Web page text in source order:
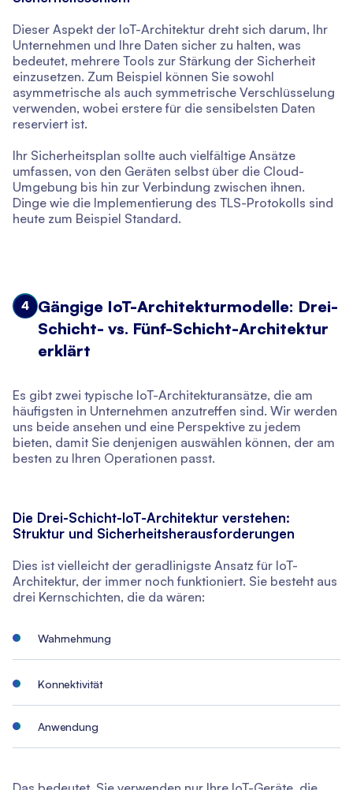
Dieser Aspekt der IoT-Architektur dreht sich darum, Ihr
Unternehmen und Ihre Daten sicher zu halten, was
bedeutet, mehrere Tools zur Stärkung der Sicherheit
einzusetzen. Zum Beispiel können Sie sowohl
asymmetrische als auch symmetrische Verschlüsselung
verwenden, wobei erstere für die sensibelsten Daten
reserviert ist.
Ihr Sicherheitsplan sollte auch vielfältige Ansätze
umfassen, von den Geräten selbst über die Cloud-
Umgebung bis hin zur Verbindung zwischen ihnen.
Dinge wie die Implementierung des TLS-Protokolls sind
heute zum Beispiel Standard.
4
Gängige IoT-Architekturmodelle: Drei-
Schicht- vs. Fünf-Schicht-Architektur
erklärt
Es gibt zwei typische IoT-Architekturansätze, die am
häufigsten in Unternehmen anzutreffen sind. Wir werden
uns beide ansehen und eine Perspektive zu jedem
bieten, damit Sie denjenigen auswählen können, der am
besten zu Ihren Operationen passt.
Die Drei-Schicht-IoT-Architektur verstehen:
Struktur und Sicherheitsherausforderungen
Dies ist vielleicht der geradlinigste Ansatz für IoT-
Architektur, der immer noch funktioniert. Sie besteht aus
drei Kernschichten, die da wären:
Wahrnehmung
Konnektivität
Anwendung